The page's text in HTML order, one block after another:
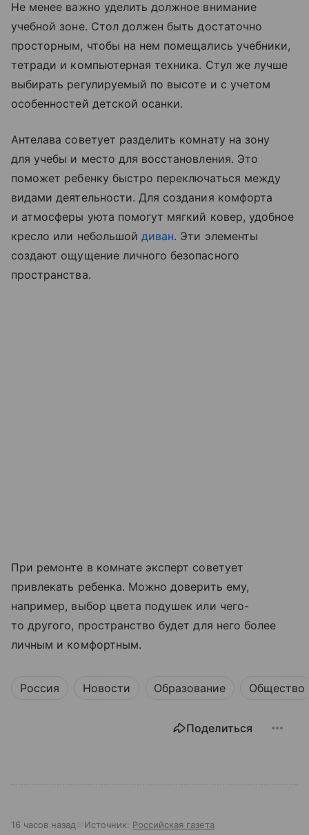
Не менее важно уделить должное внимание
учебной зоне. Стол должен быть достаточно
просторным, чтобы на нем помещались учебники,
тетради и компьютерная техника. Стул же лучше
выбирать регулируемый по высоте и с учетом
особенностей детской осанки.
Антелава советует разделить комнату на зону
для учебы и место для восстановления. Это
поможет ребенку быстро переключаться между
видами деятельности. Для создания комфорта
и атмосферы уюта помогут мягкий ковер, удобное
кресло или небольшойдиван. Эти элементы
создают ощущение личного безопасного
пространства.
При ремонте в комнате эксперт советует
привлекать ребенка. Можно доверить ему,
например, выбор цвета подушек или чего-
то другого, пространство будет для него более
личным и комфортным.
Россия Новости Образование Общество
Поделиться
16 часов назад Источник: Российская газета